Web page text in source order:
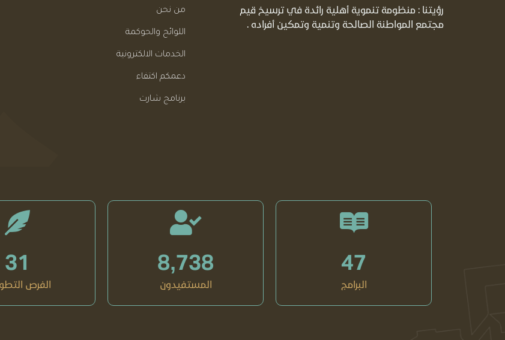
رؤيتنا : منظومة تنموية أهلية رائدة في ترسيخ قيم
مجتمع المواطنة الصالحة وتنمية وتمكين أفراده .
من نحن
اللوائح والحوكمة
الخدمات الالكترونية
دعمكم اكتفاء
برنامج شارت
47
البرامج
8,738
المستفيدون
31
الفرص